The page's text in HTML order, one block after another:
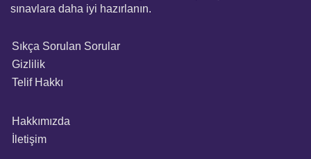
sınavlara daha iyi hazırlanın.
Sıkça Sorulan Sorular
Gizlilik
Telif Hakkı
Hakkımızda
İletişim